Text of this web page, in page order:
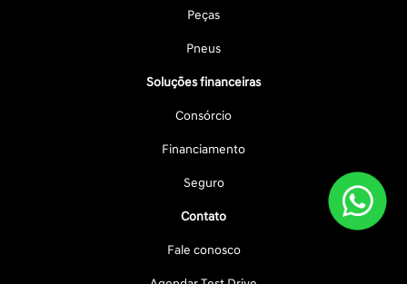
Peças
Pneus
Soluções financeiras
Consórcio
Financiamento
Seguro
Contato
Fale conosco